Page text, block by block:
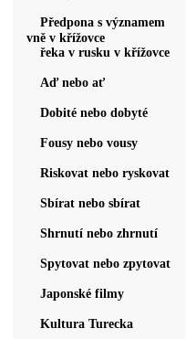
Předpona s významem
vně v křížovce
řeka v rusku v křížovce
Aď nebo ať
Dobité nebo dobyté
Fousy nebo vousy
Riskovat nebo ryskovat
Sbírat nebo sbírat
Shrnutí nebo zhrnutí
Spytovat nebo zpytovat
Japonské filmy
Kultura Turecka